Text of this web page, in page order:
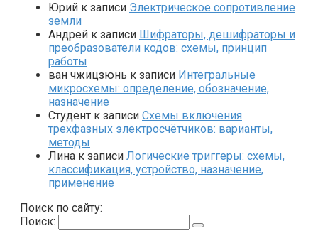
Юрий к записи Электрическое сопротивление
земли
Андрей к записи Шифраторы, дешифраторы и
преобразователи кодов: схемы, принцип
работы
ван чжицзюнь к записи Интегральные
микросхемы: определение, обозначение,
назначение
Студент к записи Схемы включения
трехфазных электросчётчиков: варианты,
методы
Лина к записи Логические триггеры: схемы,
классификация, устройство, назначение,
применение
Поиск по сайту:
Поиск: